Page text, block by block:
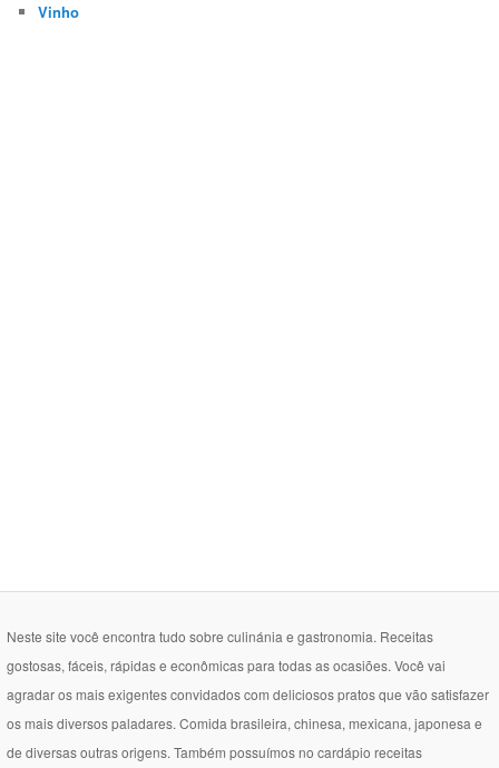
Vinho
Neste site você encontra tudo sobre culinánia e gastronomia. Receitas
gostosas, fáceis, rápidas e econômicas para todas as ocasiões. Você vai
agradar os mais exigentes convidados com deliciosos pratos que vão satisfazer
os mais diversos paladares. Comida brasileira, chinesa, mexicana, japonesa e
de diversas outras origens. Também possuímos no cardápio receitas